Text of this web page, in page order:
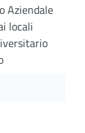
Aziendale
locali